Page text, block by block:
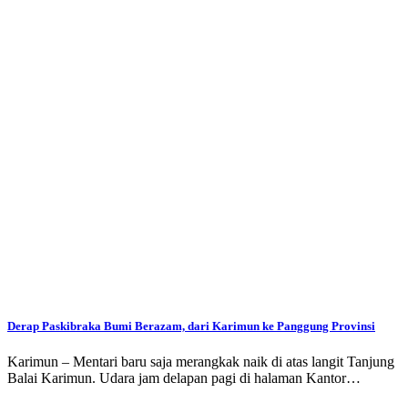
Derap Paskibraka Bumi Berazam, dari Karimun ke Panggung Provinsi
Karimun – Mentari baru saja merangkak naik di atas langit Tanjung
Balai Karimun. Udara jam delapan pagi di halaman Kantor…